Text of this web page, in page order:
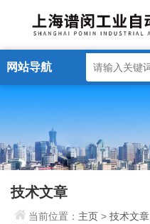
网站导航
技术文章
当前位置： 主页 >技术文章